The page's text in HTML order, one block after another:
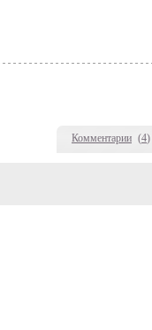
Комментарии (4)